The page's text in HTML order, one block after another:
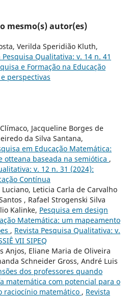
mesmo(s) autor(es)
Verilda Speridião Kluth,
Pesquisa Qualitativa: v. 14 n. 41
e Formação na Educação
perspectivas
Jacqueline Borges de
da Silva Santana,
em Educação Matemática:
otteana baseada na semiótica ,
v. 12 n. 31 (2024):
Contínua
Leticia Carla de Carvalho
, Rafael Strogenski Silva
Kalinke, Pesquisa em design
Matemática: um mapeamento
, Revista Pesquisa Qualitativa: v.
VII SIPEQ
Anjos, Eliane Maria de Oliveira
Schneider Gross, André Luis
dos professores quando
matemática com potencial para o
raciocínio matemático , Revista